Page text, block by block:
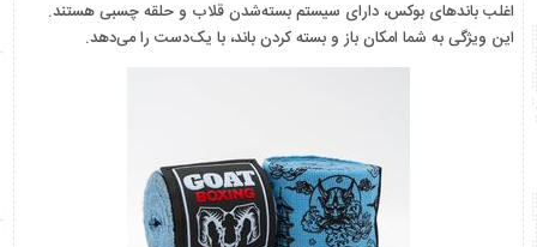
اغلب باندهای بوکس، دارای سیستم بسته‌شدن قلاب و حلقه چسبی هستند.
این ویژگی به شما امکان باز و بسته کردن باند، با یک‌دست را می‌دهد.